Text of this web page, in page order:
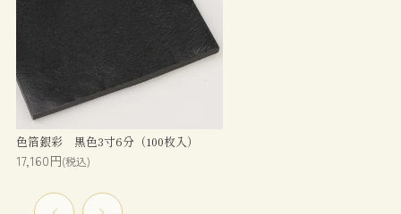
色箔銀彩 黒色3寸6分（100枚入）
17,160円(税込)